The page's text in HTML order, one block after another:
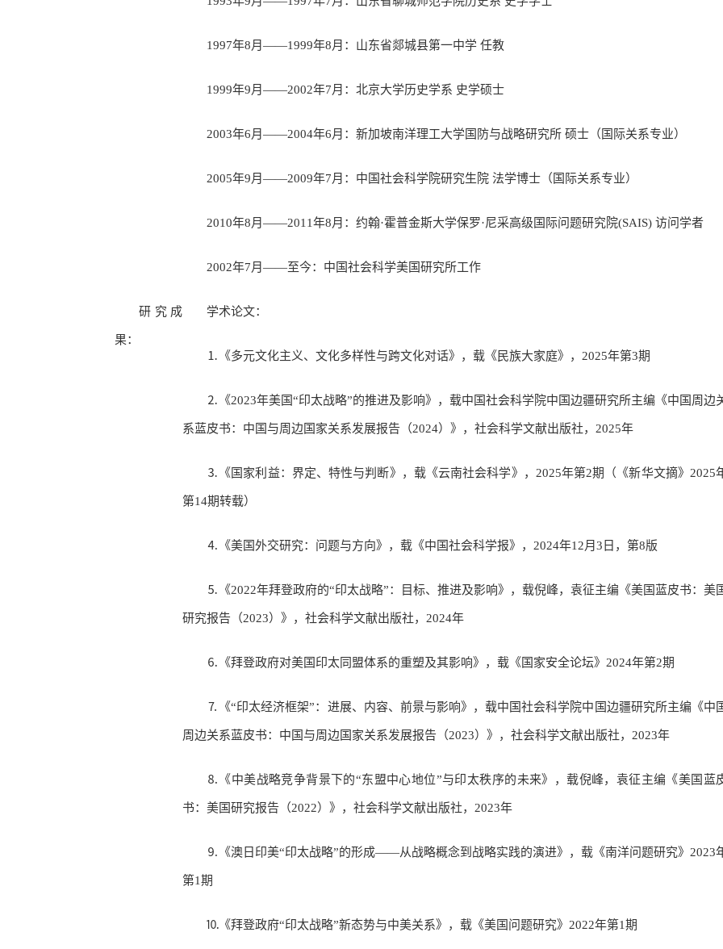
1997年8月——1999年8月：山东省郯城县第一中学 任教
1999年9月——2002年7月：北京大学历史学系 史学硕士
2003年6月——2004年6月：新加坡南洋理工大学国防与战略研究所 硕士（国际关系专业）
2005年9月——2009年7月：中国社会科学院研究生院 法学博士（国际关系专业）
2010年8月——2011年8月：约翰·霍普金斯大学保罗·尼采高级国际问题研究院(SAIS) 访问学者
2002年7月——至今：中国社会科学美国研究所工作
研究成
果：
学术论文：
⒈《多元文化主义、文化多样性与跨文化对话》，载《民族大家庭》，2025年第3期
⒉《2023年美国“印太战略”的推进及影响》，载中国社会科学院中国边疆研究所主编《中国周边
系蓝皮书：中国与周边国家关系发展报告（2024）》，社会科学文献出版社，2025年
⒊《国家利益：界定、特性与判断》，载《云南社会科学》，2025年第2期（《新华文摘》2025
第14期转载）
⒋《美国外交研究：问题与方向》，载《中国社会科学报》，2024年12月3日，第8版
⒌《2022年拜登政府的“印太战略”：目标、推进及影响》，载倪峰，袁征主编《美国蓝皮书：美
研究报告（2023）》，社会科学文献出版社，2024年
⒍《拜登政府对美国印太同盟体系的重塑及其影响》，载《国家安全论坛》2024年第2期
⒎《“印太经济框架”：进展、内容、前景与影响》，载中国社会科学院中国边疆研究所主编《中
周边关系蓝皮书：中国与周边国家关系发展报告（2023）》，社会科学文献出版社，2023年
⒏《中美战略竞争背景下的“东盟中心地位”与印太秩序的未来》，载倪峰，袁征主编《美国蓝
书：美国研究报告（2022）》，社会科学文献出版社，2023年
⒐《澳日印美“印太战略”的形成——从战略概念到战略实践的演进》，载《南洋问题研究》2023
第1期
⒑《拜登政府“印太战略”新态势与中美关系》，载《美国问题研究》2022年第1期